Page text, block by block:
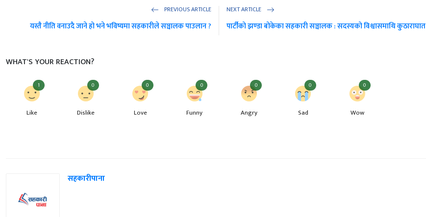
PREVIOUS ARTICLE
यस्तै नीति वनाउदै जाने हो भने भविष्यमा सहकारीले सञ्चालक पाउलान ?
NEXT ARTICLE
पार्टीको झण्डा बोकेका सहकारी सञ्चालक : सदस्यको विश्वासमाथि कुठाराघात
WHAT'S YOUR REACTION?
1
Like
0
Dislike
0
Love
0
Funny
0
Angry
0
Sad
0
Wow
सहकारीपाना